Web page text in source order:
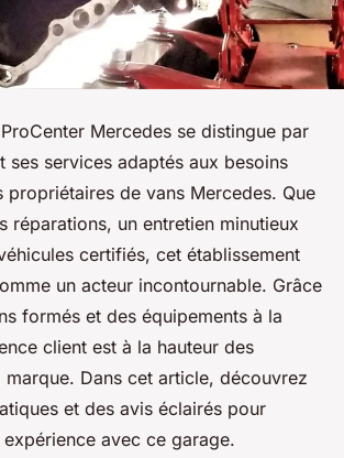
Mercedes se distingue par
ses services adaptés aux besoins
propriétaires de vans Mercedes. Que
réparations, un entretien minutieux
certifiés, cet établissement
un acteur incontournable. Grâce
formés et des équipements à la
client est à la hauteur des
marque. Dans cet article, découvrez
et des avis éclairés pour
avec ce garage.